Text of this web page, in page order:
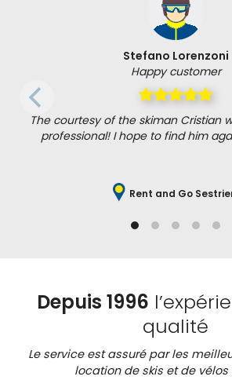
Stefano Lorenzoni
Happy customer
The courtesy of the skiman Cristian
professional! I hope to find him
Rent and Go
Depuis 1996
qualité
Le service est assuré par les
location de skis et de vélos